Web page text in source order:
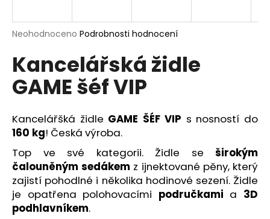
Průměrné
produktu
je
0,0
z
hvězdiček.
Neohodnoceno Podrobnosti hodnocení
Kancelářská židle
GAME šéf VIP
Kancelářšká židle GAME ŠÉF VIP s nosností do
160 kg! Česká výroba.
Top ve své kategorii. Židle se širokým
čalouněným sedákem z ijnektované pěny, který
zajistí pohodlné i několika hodinové sezení. Židle
je opatřena polohovacími područkami a 3D
podhlavníkem.
j
t
?
HLEDAT
D
o